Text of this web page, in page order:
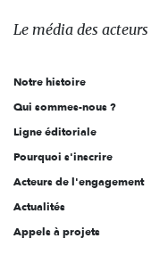
des
l'engagement
Le média des acteurs
Notre histoire
Qui sommes-nous ?
Ligne éditoriale
Pourquoi s'inscrire
Acteurs de l'engagement
Actualités
Appels à projets